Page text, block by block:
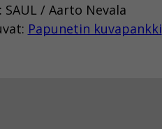
SAUL / Aarto Nevala
Papunetin kuvapankki